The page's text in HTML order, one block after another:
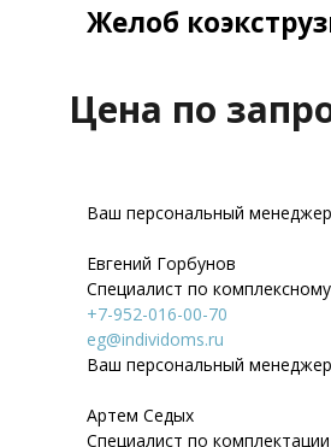
Желоб
Цена по
Ваш персональный
Евгений Горбунов
Специалист по
+7-952-016-00-70
eg@individoms.ru
Ваш персональный
Артем Седых
Специалист по комплектации